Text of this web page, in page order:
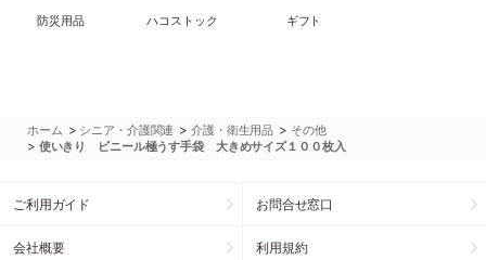
防災用品 ハコストック ギフト
ホーム > シニア・介護関連 >介護・衛生用品 > その他
> 使いきり ビニール極うす手袋 大きめサイズ１００枚入
ご利用ガイド お問合せ窓口
会社概要 利用規約